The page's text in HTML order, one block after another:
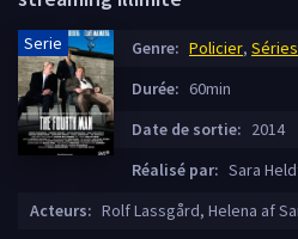
Serie Genre: Policier,
Durée: 60min
Date de sortie: 2014
Réalisé par: Sara
Acteurs: Rolf Lassgård, Helena af